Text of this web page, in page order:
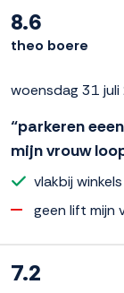
8.6
theo boere
woensdag 31 juli
“parkeren
mijn vrouw
vlakbij winkels
geen lift mijn
7.2